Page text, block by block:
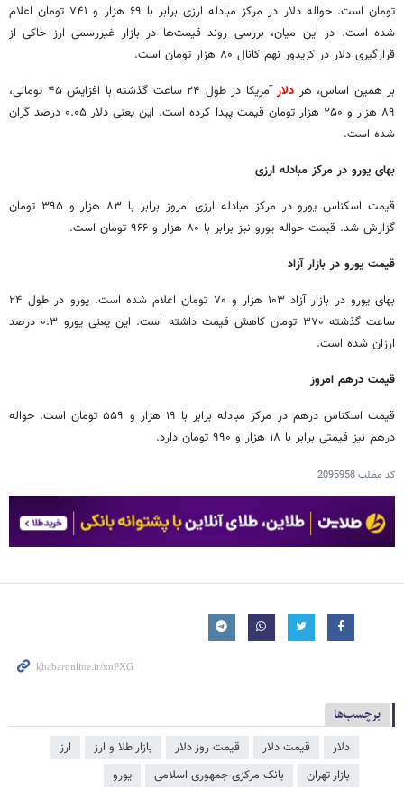
تومان است. حواله دلار در مرکز مبادله ارزی برابر با ۶۹ هزار و ۷۴۱ تومان اعلام
شده است. در این میان، بررسی روند قیمت‌ها در بازار غیررسمی ارز حاکی از
قرارگیری دلار در کریدور نهم کانال ۸۰ هزار تومان است.
بر همین اساس، هر دلار
آمریکا در طول ۲۴ ساعت گذشته با افزایش ۴۵ تومانی،
۸۹ هزار و ۲۵۰ هزار تومان قیمت پیدا کرده است. این یعنی دلار ۰.۰۵ درصد گران
شده است.
بهای یورو در مرکز مبادله ارزی
قیمت اسکناس یورو در مرکز مبادله ارزی امروز برابر با ۸۳ هزار و ۳۹۵ تومان
گزارش شد. قیمت حواله یورو نیز برابر با ۸۰ هزار و ۹۶۶ تومان است.
قیمت یورو در بازار آزاد
بهای یورو در بازار آزاد ۱۰۳ هزار و ۷۰ تومان اعلام شده است. یورو در طول ۲۴
ساعت گذشته ۳۷۰ تومان کاهش قیمت داشته است. این یعنی یورو ۰.۳ درصد
ارزان شده است.
قیمت درهم امروز
قیمت اسکناس درهم در مرکز مبادله برابر با ۱۹ هزار و ۵۵۹ تومان است. حواله
درهم نیز قیمتی برابر با ۱۸ هزار و ۹۹۰ تومان دارد.
کد مطلب2095958
برچسب‌ها
دلار قیمت دلار قیمت روز دلار بازار طلا و ارز
ارز
بازار تهران
بانک مرکزی جمهوری اسلامی یورو